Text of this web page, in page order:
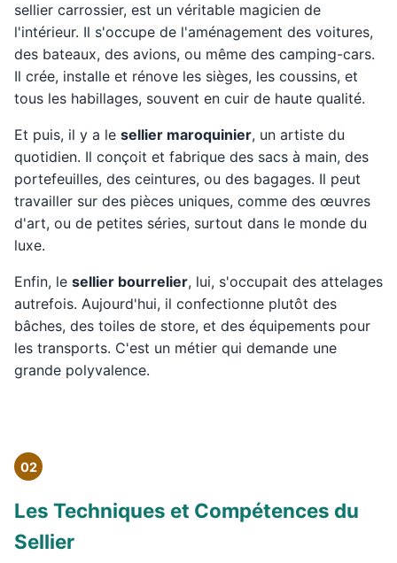
sellier carrossier, est un véritable magicien de
l'intérieur. Il s'occupe de l'aménagement des voitures,
des bateaux, des avions, ou même des camping-cars.
Il crée, installe et rénove les sièges, les coussins, et
tous les habillages, souvent en cuir de haute qualité.
Et puis, il y a le sellier maroquinier, un artiste du
quotidien. Il conçoit et fabrique des sacs à main, des
portefeuilles, des ceintures, ou des bagages. Il peut
travailler sur des pièces uniques, comme des œuvres
d'art, ou de petites séries, surtout dans le monde du
luxe.
Enfin, le sellier bourrelier, lui, s'occupait des attelages
autrefois. Aujourd'hui, il confectionne plutôt des
bâches, des toiles de store, et des équipements pour
les transports. C'est un métier qui demande une
grande polyvalence.
02
Les Techniques et Compétences du
Sellier